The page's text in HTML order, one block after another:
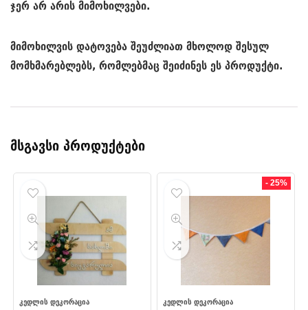
ჯერ არ არის მიმოხილვები.
მიმოხილვის დატოვება შეუძლიათ მხოლოდ შესულ
მომხმარებლებს, რომლებმაც შეიძინეს ეს პროდუქტი.
მსგავსი პროდუქტები
ᲙᲔᲓᲚᲘᲡ ᲓᲔᲙᲝᲠᲐᲪᲘᲐ
- 25%
ᲙᲔᲓᲚᲘᲡ ᲓᲔᲙᲝᲠᲐᲪᲘᲐ